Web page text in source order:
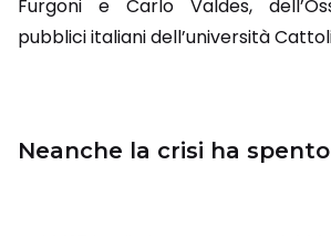
Furgoni e Carlo Valdes,
pubblici italiani dell’università
Neanche la crisi ha